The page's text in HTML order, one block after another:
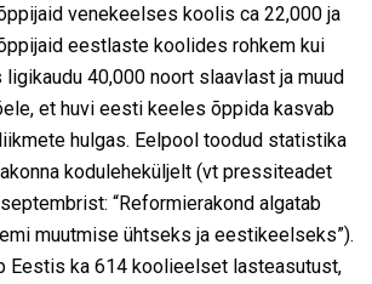
venekeelses koolis ca 22,000 ja
eestlaste koolides rohkem kui
40,000 noort slaavlast ja muud
et huvi eesti keeles õppida kasvab
hulgas. Eelpool toodud statistika
koduleheküljelt (vt pressiteadet
“Reformierakond algatab
muutmise ühtseks ja eestikeelseks”).
Eestis ka 614 koolieelset lasteasutust,